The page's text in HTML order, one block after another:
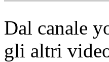
Dal canale
gli altri